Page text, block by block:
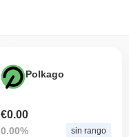
Polkago
€0.00
0.00% sin rango